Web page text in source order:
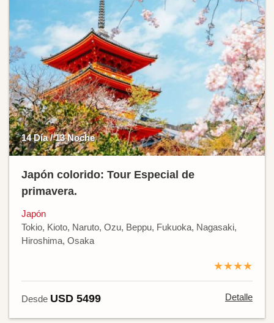
14 Día / 13 Noche
Japón colorido: Tour Especial de
primavera.
Japón
Tokio, Kioto, Naruto, Ozu, Beppu, Fukuoka, Nagasaki,
Hiroshima, Osaka
★★★★
Desde USD 5499 Detalle